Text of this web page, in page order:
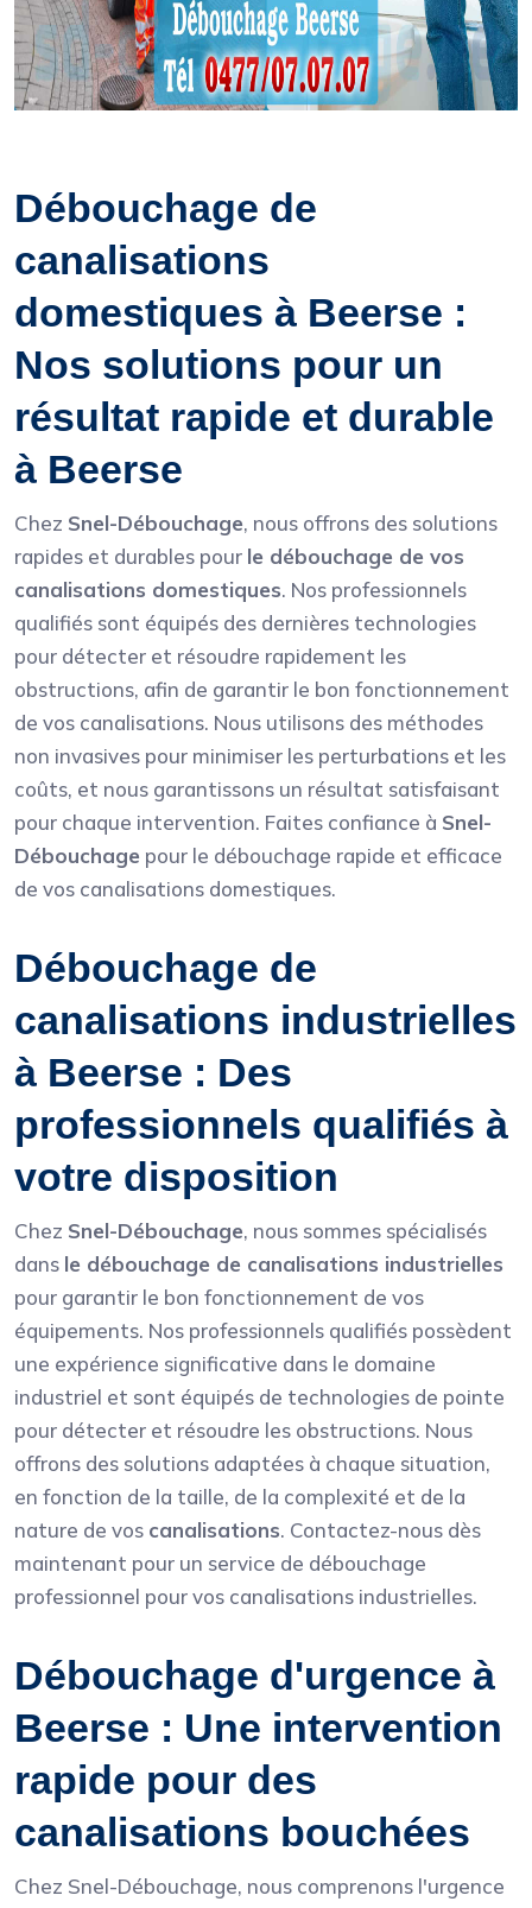
Débouchage de
canalisations
domestiques à Beerse :
Nos solutions pour un
résultat rapide et durable
à Beerse
Chez Snel-Débouchage, nous offrons des solutions
rapides et durables pour le débouchage de vos
canalisations domestiques. Nos professionnels
qualifiés sont équipés des dernières technologies
pour détecter et résoudre rapidement les
obstructions, afin de garantir le bon fonctionnement
de vos canalisations. Nous utilisons des méthodes
non invasives pour minimiser les perturbations et les
coûts, et nous garantissons un résultat satisfaisant
pour chaque intervention. Faites confiance à Snel-
Débouchage pour le débouchage rapide et efficace
de vos canalisations domestiques.
Débouchage de
canalisations industrielles
à Beerse : Des
professionnels qualifiés à
votre disposition
Chez Snel-Débouchage, nous sommes spécialisés
dans le débouchage de canalisations industrielles
pour garantir le bon fonctionnement de vos
équipements. Nos professionnels qualifiés possèdent
une expérience significative dans le domaine
industriel et sont équipés de technologies de pointe
pour détecter et résoudre les obstructions. Nous
offrons des solutions adaptées à chaque situation,
en fonction de la taille, de la complexité et de la
nature de vos canalisations. Contactez-nous dès
maintenant pour un service de débouchage
professionnel pour vos canalisations industrielles.
Débouchage d'urgence à
Beerse : Une intervention
rapide pour des
canalisations bouchées
Chez Snel-Débouchage, nous comprenons l'urgence